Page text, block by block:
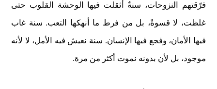
فرّقتهم النزوحات، سنةٌ أثقلت فيها الوحشة القلوب حتى
غلظت، لا قسوةً، بل من فرط ما أنهكها التعب. سنة غاب
فيها الأمان، وفجع فيها الإنسان. سنة نعيش فيه الأمل، لا لأنه
موجود، بل لأن بدونه نموت أكثر من مرة.